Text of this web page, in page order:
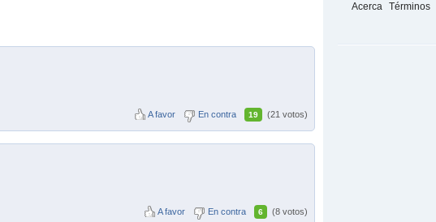
A favor En contra 19 (21 votos)
A favor En contra 6 (8 votos)
Acerca Términos